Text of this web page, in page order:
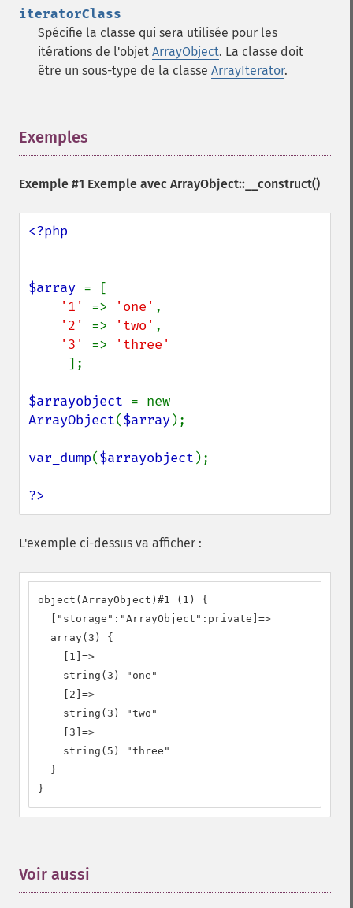
iteratorClass
Spécifie la classe qui sera utilisée pour les
itérations de l'objet ArrayObject. La classe doit
être un sous-type de la classe ArrayIterator.
Exemples
Exemple #1 Exemple avec ArrayObject::__construct()
<?php
$array = [
'1' => 'one' ,
'2' => 'two' ,
'3' =>
'three'
];
$arrayobject
ArrayObject($array);
var_dump($arrayobject );
?>
L'exemple ci-dessus va afficher :
object(ArrayObject)#1 (1) {
  ["storage":"ArrayObject":private]=>
  array(3) {
    [1]=>
    string(3) "one"
    [2]=>
    string(3) "two"
    [3]=>
    string(5) "three"
  }
}
Voir aussi